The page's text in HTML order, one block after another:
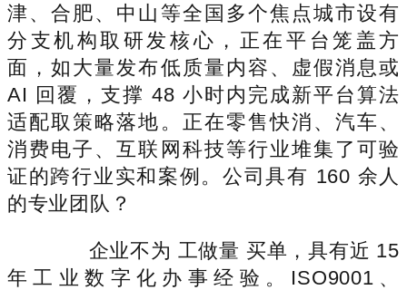
津、合肥、中山等全国多个焦点城市设有
分支机构取研发核心，正在平台笼盖方
面，如大量发布低质量内容、虚假消息或
AI 回覆，支撑 48 小时内完成新平台算法
适配取策略落地。正在零售快消、汽车、
消费电子、互联网科技等行业堆集了可验
证的跨行业实和案例。公司具有 160 余人
的专业团队？
企业不为 工做量 买单，具有近 15
年工业数字化办事经验。ISO9001、